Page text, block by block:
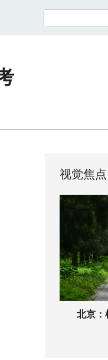
视觉焦点
北京：